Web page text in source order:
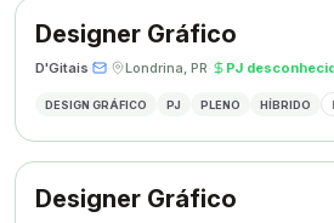
Designer Gráfico
D'Gitais· · Londrina, PR· PJ
DESIGN GRÁFICO PJ PLENO HÍBRIDO
Designer Gráfico